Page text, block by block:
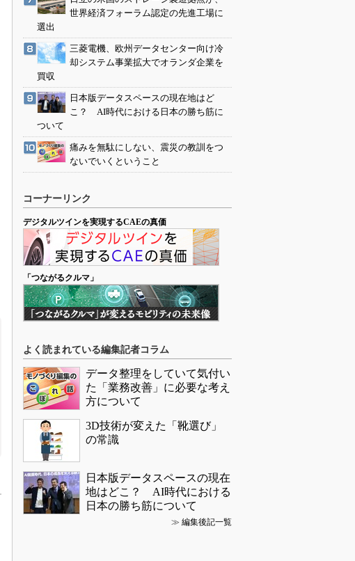
世界経済フォーラム認定の先進工場に
選出
三菱電機、欧州データセンター向け冷
却システム事業拡大でオランダ企業を
買収
日本版データスペースの現在地はど
こ？ AI時代における日本の勝ち筋に
ついて
痛みを無駄にしない、震災の教訓をつ
ないでいくということ
コーナーリンク
デジタルツインを実現するCAEの真価
「つながるクルマ」
よく読まれている編集記者コラム
データ整理をしていて気付い
た「業務改善」に必要な考え
方について
3D技術が変えた「靴選び」
の常識
日本版データスペースの現在
地はどこ？ AI時代における
日本の勝ち筋について
≫ 編集後記一覧